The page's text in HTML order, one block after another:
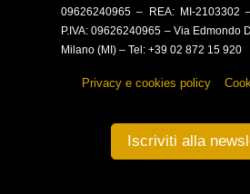
09626240965 – REA: MI-2103302
P.IVA: 09626240965 – Via Edmondo
Milano (MI) – Tel: +39 02 872 15 920
Privacy e cookies policy–
Iscriviti alla